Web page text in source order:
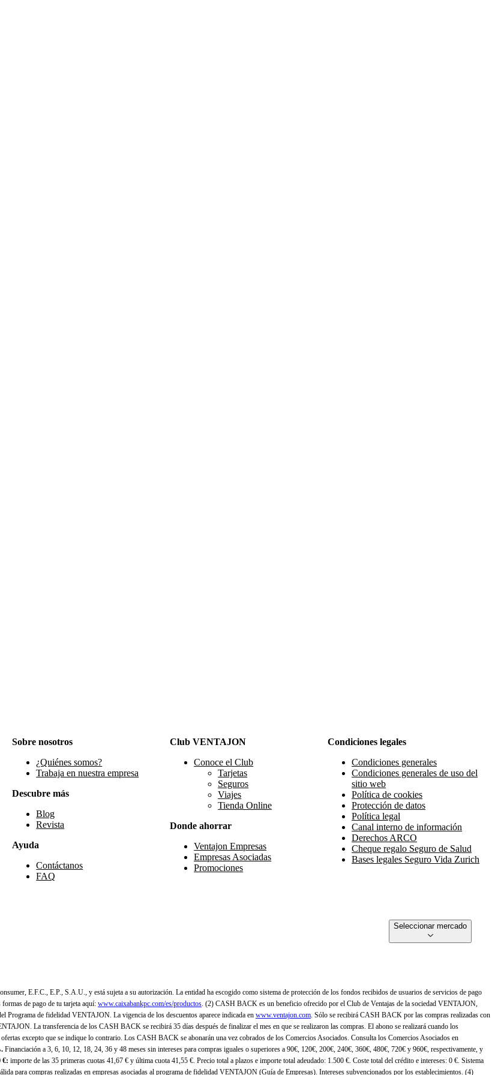
Sobre nosotros
¿Quiénes somos?
Trabaja en nuestra empresa
Descubre más
Blog
Revista
Ayuda
Contáctanos
FAQ
Club VENTAJON
Conoce el Club
Tarjetas
Seguros
Viajes
Tienda Online
Donde ahorrar
Ventajon Empresas
Empresas Asociadas
Promociones
Condiciones legales
Condiciones generales
Condiciones generales de uso del
sitio web
Política de cookies
Protección de datos
Política legal
Canal interno de información
Derechos ARCO
Cheque regalo Seguro de Salud
Bases legales Seguro Vida Zurich
Seleccionar mercado
E.F.C., E.P., S.A.U., y está sujeta a su autorización. La entidad ha escogido como sistema de protección de los fondos recibidos de usuarios de servicios de pago
de pago de tu tarjeta aquí: www.caixabankpc.com/es/productos. (2) CASH BACK es un beneficio ofrecido por el Club de Ventajas de la sociedad VENTAJON,
Programa de fidelidad VENTAJON. La vigencia de los descuentos aparece indicada en www.ventajon.com. Sólo se recibirá CASH BACK por las compras realizadas con
La transferencia de los CASH BACK se recibirá 35 días después de finalizar el mes en que se realizaron las compras. El abono se realizará cuando los
excepto que se indique lo contrario. Los CASH BACK se abonarán una vez cobrados de los Comercios Asociados. Consulta los Comercios Asociados en
Financiación a 3, 6, 10, 12, 18, 24, 36 y 48 meses sin intereses para compras iguales o superiores a 90€, 120€, 200€, 240€, 360€, 480€, 720€ y 960€, respectivamente, y
€: importe de las 35 primeras cuotas 41,67 € y última cuota 41,55 €. Precio total a plazos e importe total adeudado: 1.500 €. Coste total del crédito e intereses: 0 €. Sistema
para compras realizadas en empresas asociadas al programa de fidelidad VENTAJON (Guía de Empresas). Intereses subvencionados por los establecimientos. (4)